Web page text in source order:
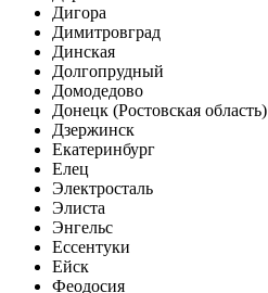
Дигора
Димитровград
Динская
Долгопрудный
Домодедово
Донецк (Ростовская область)
Дзержинск
Екатеринбург
Елец
Электросталь
Элиста
Энгельс
Ессентуки
Ейск
Феодосия